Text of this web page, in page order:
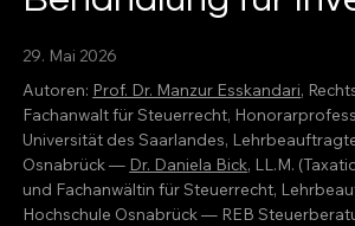
29. Mai 2026
Autoren: Prof. Dr. Manzur Esskandari,
Fachanwalt für Steuerrecht,
Universität des Saarlandes,
Osnabrück — Dr. Daniela Bick, LL.M.
und Fachanwältin für Steuerrecht,
Hochschule Osnabrück — REB